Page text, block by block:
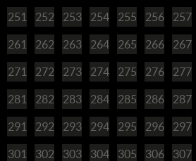
251 252 253 254 255 256 257
261 262 263 264 265 266 267
271 272 273 274 275 276 277
281 282 283 284 285 286 287
291 292 293 294 295 296 297
301 302 303 304 305 306 307